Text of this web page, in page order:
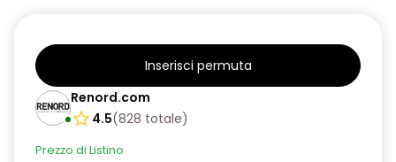
Inserisci permuta
Renord.com
4.5(828 totale)
Prezzo di Listino